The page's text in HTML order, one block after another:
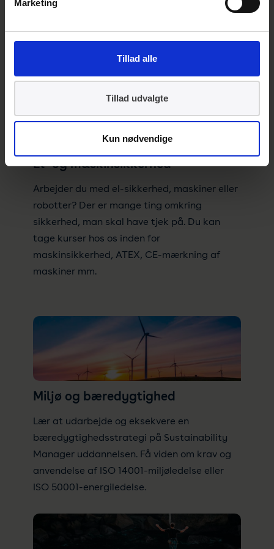
Marketing
Tillad alle
Tillad udvalgte
Kun nødvendige
27002, 27005, 27701, NIS2 og det nye OT-
inden for ISO 27000-serien her.
El- og maskinsikkerhed
Arbejder du med el-sikkerhed, maskiner eller
robotter? Der er mange ting omkring
sikkerhed, man skal have tjek på. Du kan
tage kurser hos os inden for
maskinsikkerhed, ATEX, CE-mærkning af
maskiner mm.
Miljø og bæredygtighed
Lær at udarbejde og eksekvere en
bæredygtighedsstrategi på Sustainability
Manager uddannelsen. Få viden om krav og
anvendelse af ISO 14001-miljøledelse eller
ISO 50001-energiledelse.